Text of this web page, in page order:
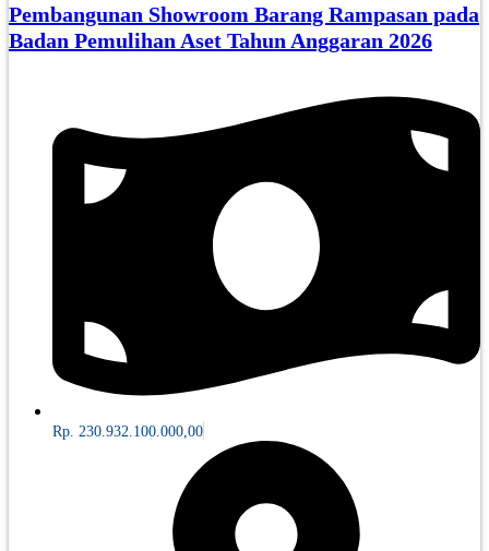
Pembangunan Showroom Barang Rampasan pada
Badan Pemulihan Aset Tahun Anggaran 2026
Rp. 230.932.100.000,00